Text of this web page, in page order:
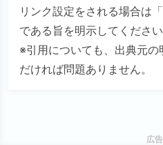
リンク設定をされる場合は
である旨を明示してください
※引用についても、出典元
だければ問題ありません。
広告